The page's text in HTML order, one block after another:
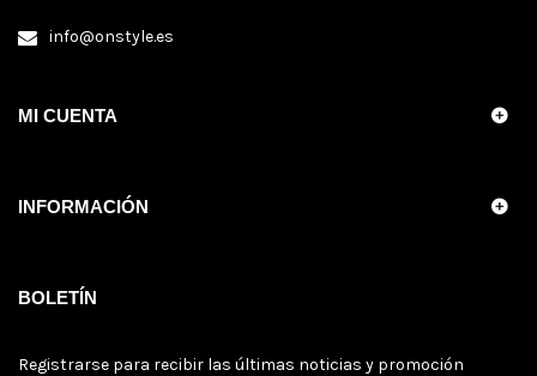
info@onstyle.es
MI CUENTA
INFORMACIÓN
BOLETÍN
Registrarse para recibir las últimas noticias y promoción